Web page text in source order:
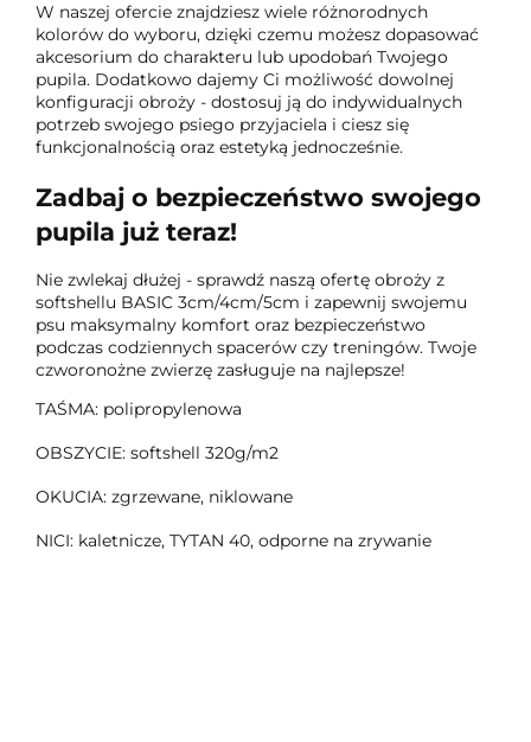
W naszej ofercie znajdziesz wiele różnorodnych
kolorów do wyboru, dzięki czemu możesz dopasować
akcesorium do charakteru lub upodobań Twojego
pupila. Dodatkowo dajemy Ci możliwość dowolnej
konfiguracji obroży - dostosuj ją do indywidualnych
potrzeb swojego psiego przyjaciela i ciesz się
funkcjonalnością oraz estetyką jednocześnie.
Zadbaj o bezpieczeństwo swojego
pupila już teraz!
Nie zwlekaj dłużej - sprawdź naszą ofertę obroży z
softshellu BASIC 3cm/4cm/5cm i zapewnij swojemu
psu maksymalny komfort oraz bezpieczeństwo
podczas codziennych spacerów czy treningów. Twoje
czworonożne zwierzę zasługuje na najlepsze!
TAŚMA: polipropylenowa
OBSZYCIE: softshell 320g/m2
OKUCIA: zgrzewane, niklowane
NICI: kaletnicze, TYTAN 40, odporne na zrywanie